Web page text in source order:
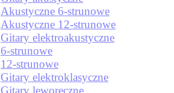
Akustyczne 6-strunowe
Akustyczne 12-strunowe
Gitary elektroakustyczne
6-strunowe
12-strunowe
Gitary elektroklasyczne
Gitary leworęczne